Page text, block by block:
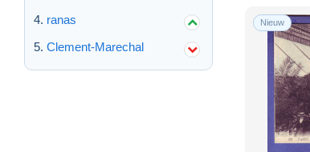
ranas
Clement-Marechal
Nieuw